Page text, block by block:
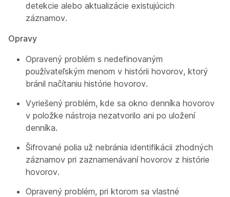
detekcie alebo aktualizácie existujúcich
záznamov.
Opravy
Opravený problém s nedefinovaným
používateľským menom v histórii hovorov, ktorý
bránil načítaniu histórie hovorov.
Vyriešený problém, kde sa okno denníka hovorov
v položke nástroja nezatvorilo ani po uložení
denníka.
Šifrované polia už nebránia identifikácii zhodných
záznamov pri zaznamenávaní hovorov z histórie
hovorov.
Opravený problém, pri ktorom sa vlastné